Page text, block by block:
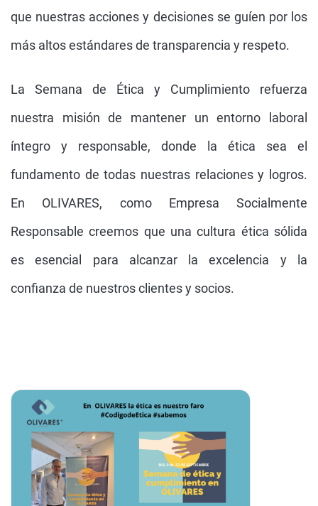
que nuestras acciones y decisiones se guíen por los
más altos estándares de transparencia y respeto.
La Semana de Ética y Cumplimiento refuerza
nuestra misión de mantener un entorno laboral
íntegro y responsable, donde la ética sea el
fundamento de todas nuestras relaciones y logros.
En OLIVARES, como Empresa Socialmente
Responsable creemos que una cultura ética sólida
es esencial para alcanzar la excelencia y la
confianza de nuestros clientes y socios.